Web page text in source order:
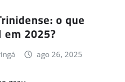
o que
2025?
ago 26, 2025